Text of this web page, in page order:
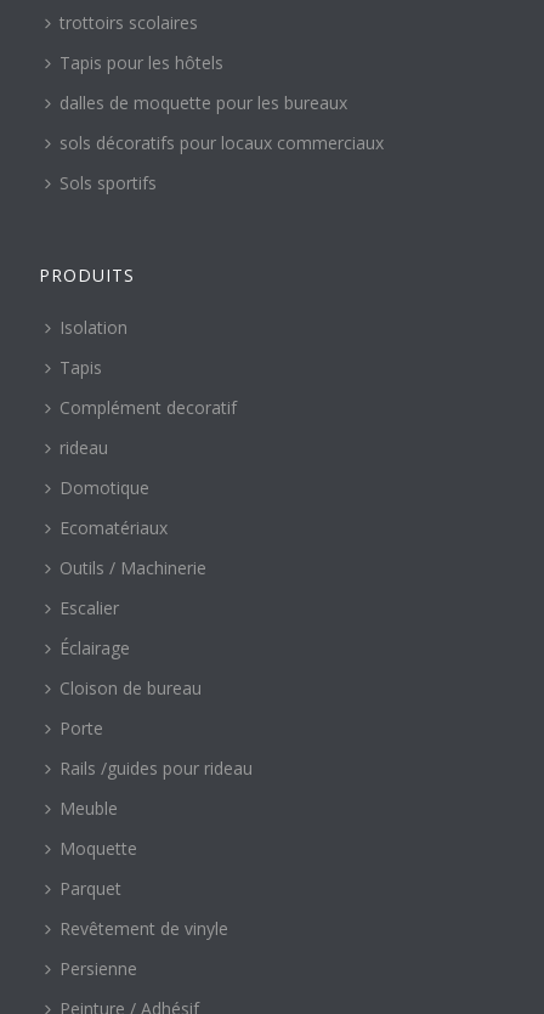
trottoirs scolaires
Tapis pour les hôtels
dalles de moquette pour les bureaux
sols décoratifs pour locaux commerciaux
Sols sportifs
PRODUITS
Isolation
Tapis
Complément decoratif
rideau
Domotique
Ecomatériaux
Outils / Machinerie
Escalier
Éclairage
Cloison de bureau
Porte
Rails /guides pour rideau
Meuble
Moquette
Parquet
Revêtement de vinyle
Persienne
Peinture / Adhésif